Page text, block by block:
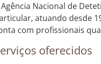
Nacional de
atuando desde
com profissionais
oferecidos